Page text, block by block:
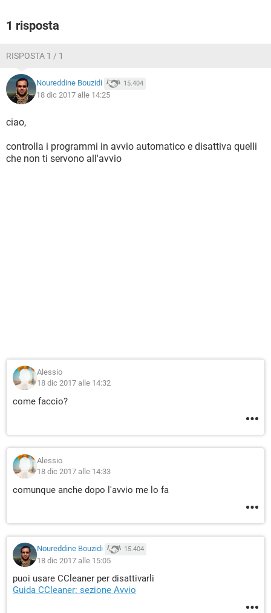
1 risposta
RISPOSTA 1 / 1
Noureddine Bouzidi 15.404
18 dic 2017 alle 14:25
ciao,
controlla i programmi in avvio automatico e disattiva quelli
che non ti servono all'avvio
Alessio
18 dic 2017 alle 14:32
come faccio?
Alessio
18 dic 2017 alle 14:33
comunque anche dopo l'avvio me lo fa
Noureddine Bouzidi 15.404
18 dic 2017 alle 15:05
puoi usare CCleaner per disattivarli
Guida CCleaner: sezione Avvio